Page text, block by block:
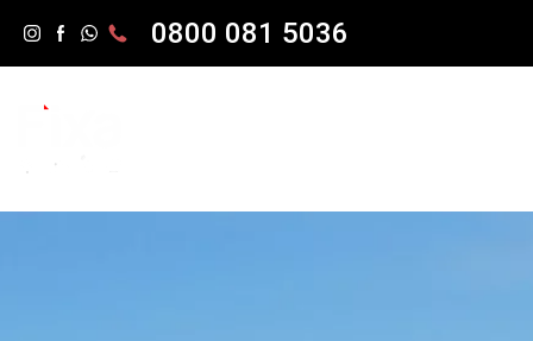
0800 081 5036